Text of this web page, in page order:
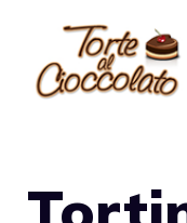
contenuto